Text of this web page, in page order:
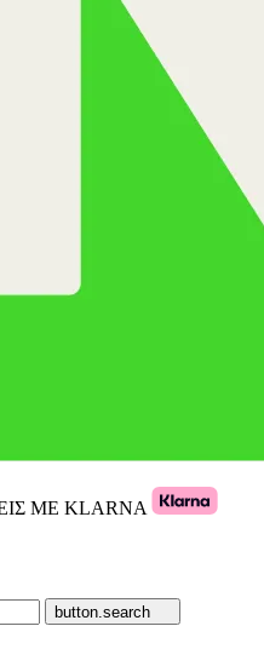
ΜΕ KLARNA
button.search